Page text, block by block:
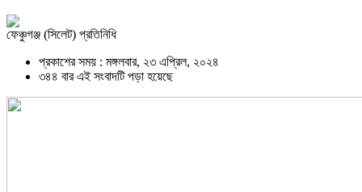
ফেঞ্চুগঞ্জ (সিলেট) প্রতিনিধি
প্রকাশের সময় : মঙ্গলবার, ২৩ এপ্রিল, ২০২৪
৩৪৪ বার এই সংবাদটি পড়া হয়েছে